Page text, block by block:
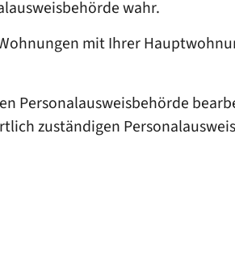
wahr.
mit Ihrer
Personalausweisbehörde
zuständigen